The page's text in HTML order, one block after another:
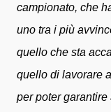
campionato, che
uno tra i più
quello che sta
quello di lavorare
per poter